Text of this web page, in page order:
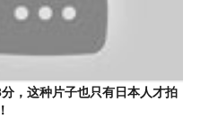
分，这种片子也只有日本人才拍